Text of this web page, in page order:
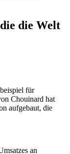
die Welt
für
Chouinard hat
aufgebaut, die
an